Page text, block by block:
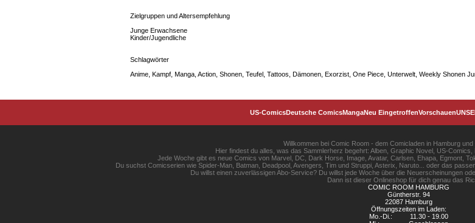
Zielgruppen und Altersempfehlung
Junge Erwachsene
Kinder/Jugendliche
Schlagwörter
Anime, Kampf, Manga, Action, Shonen, Teufel, Tattoos, Dämonen, Exorzist, One Piece, Unterwelt, Weekly Shonen
US-ComicsDeutsche ComicsMangaNeu EingetroffenVorschauen
Willkommen bei Comic Room - dem Comicladen in Hamburg
Hier findest du alles, was das Sammlerherz begehrt: Alben, Graphic Novel, US-
Jede Woche gibt es neue Comics von Marvel, DC, Dark Horse, Image, Avatar, Carlsen, Ehapa, Egmont,
Du suchst Comicserien wie Spider-Man, Batman, Deadpool, Avengers, Tim und Struppi, Asterix, Naruto... oder das
Du willst einen zuverlässigen Abo-Service? Du willst jede Woche über die Neuerscheinungen
Dann ist dieser Onlineshop für dich genau das
COMIC ROOM HAMBURG
Güntherstr. 94
22087 Hamburg
Öffnungszeiten im Laden:
Mo.-Di.:
11.30 - 19.00